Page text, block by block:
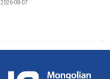
2026-08-07